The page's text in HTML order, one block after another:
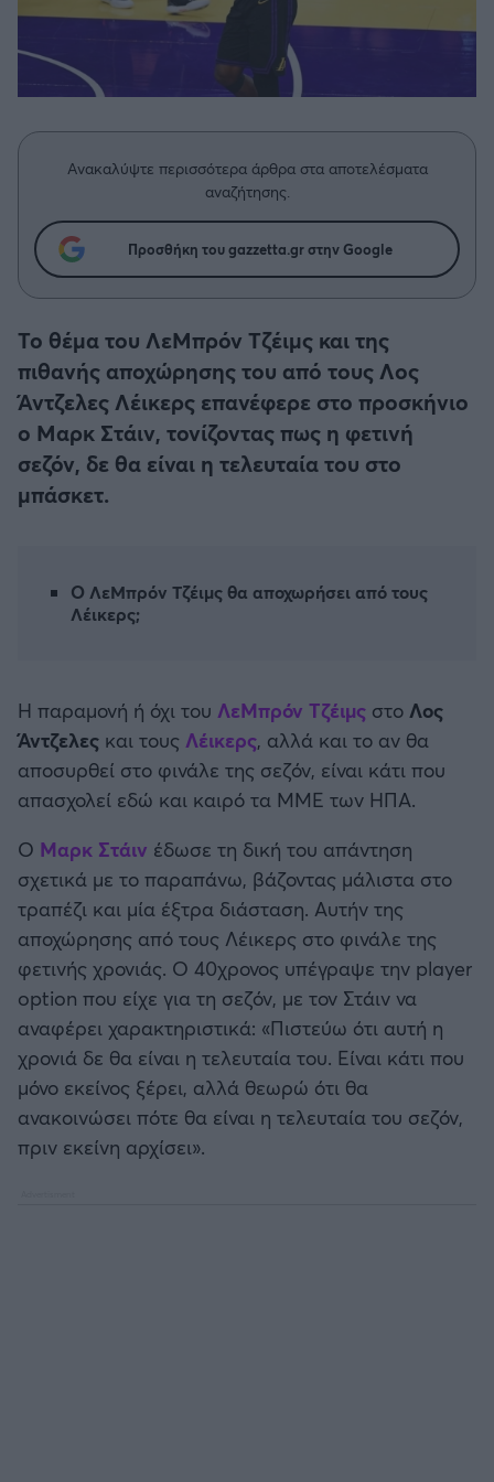
Δημήτρης Τσορμπατζόγλου
Λεβαδειακός
Αστέρας Τρίπολης
Παναιτωλικός
Καλαμάτα
Μπαρτσελόνα
Ατλέτικο Μαδρίτης
Μάντσεστερ Γιουνάιτεντ
Λίβερπουλ
Τσέλσι
Άρσεναλ
Γιουβέντους
Μίλαν
Συνεντεύξεις
Μια Ιστορία από την Πόλη
Μπάσκετ: Τουρκία
Κύπελλο Ελλάδας Μπάσκετ
Μπάσκετ: Γερμανία
Μπάσκετ: Γαλλία
ABA LIGA
NCAA
Μπάσκετ: Ισραήλ
Μπάσκετ: Λιθουανία
Προολυμπιακό Τουρνουά
EUROBASKET 2025
Προκριματικά MUNDOBASKET
EUROBASKET Γυναικών 2025
Ολυμπιακοί Αγώνες Μπάσκετ
ΟΠΑΠ BASKET LEAGUE
Προολυμπιακό τουρνουά μπάσκετ
BASKETAKI
Ανακαλύψτε περισσότερα άρθρα στα αποτελέσματα
αναζήτησης.
Προσθήκη του gazzetta.gr στην Google
Το θέμα του ΛεΜπρόν Τζέιμς και της
πιθανής αποχώρησης του από τους Λος
Άντζελες Λέικερς επανέφερε στο προσκήνιο
ο Μαρκ Στάιν, τονίζοντας πως η φετινή
σεζόν, δε θα είναι η τελευταία του στο
μπάσκετ.
Ο ΛεΜπρόν Τζέιμς θα αποχωρήσει από τους
Λέικερς;
Η παραμονή ή όχι του ΛεΜπρόν Τζέιμς στο Λος
Άντζελες και τους Λέικερς, αλλά και το αν θα
αποσυρθεί στο φινάλε της σεζόν, είναι κάτι που
απασχολεί εδώ και καιρό τα ΜΜΕ των ΗΠΑ.
Ο Μαρκ Στάιν έδωσε τη δική του απάντηση
σχετικά με το παραπάνω, βάζοντας μάλιστα στο
τραπέζι και μία έξτρα διάσταση. Αυτήν της
αποχώρησης από τους Λέικερς στο φινάλε της
φετινής χρονιάς. O 40χρονος υπέγραψε την player
option που είχε για τη σεζόν, με τον Στάιν να
αναφέρει χαρακτηριστικά: «Πιστεύω ότι αυτή η
χρονιά δε θα είναι η τελευταία του. Είναι κάτι που
μόνο εκείνος ξέρει, αλλά θεωρώ ότι θα
ανακοινώσει πότε θα είναι η τελευταία του σεζόν,
πριν εκείνη αρχίσει».